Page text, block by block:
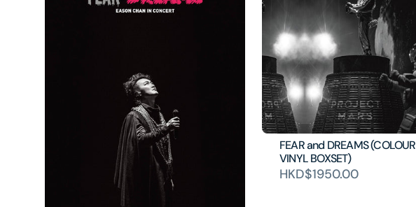
FEAR and DREAMS (COLOUR
VINYL BOXSET)
HKD$1950.00